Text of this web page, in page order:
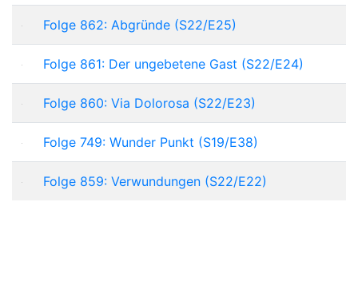
Folge 862: Abgründe (S22/E25)
Folge 861: Der ungebetene Gast (S22/E24)
Folge 860: Via Dolorosa (S22/E23)
Folge 749: Wunder Punkt (S19/E38)
Folge 859: Verwundungen (S22/E22)